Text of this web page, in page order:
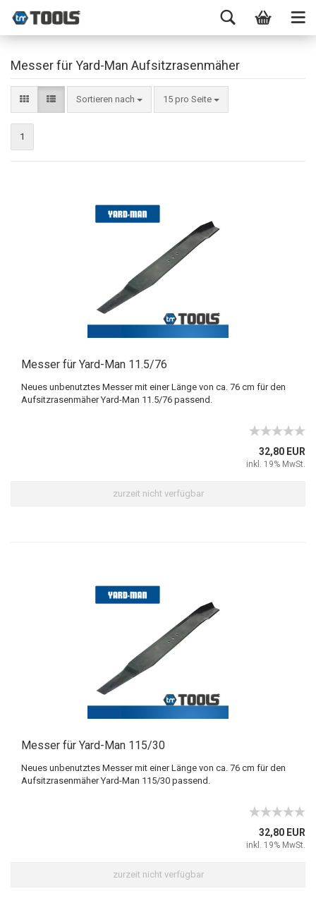
Messer für Yard-Man Aufsitzrasenmäher
Sortieren nach 15 pro Seite
1
Messer für Yard-Man 11.5/76
Neues unbenutztes Messer mit einer Länge von ca. 76 cm für den
Aufsitzrasenmäher Yard-Man 11.5/76 passend.
32,80 EUR
inkl. 19% MwSt.
zurzeit nicht verfügbar
Messer für Yard-Man 115/30
Neues unbenutztes Messer mit einer Länge von ca. 76 cm für den
Aufsitzrasenmäher Yard-Man 115/30 passend.
32,80 EUR
inkl. 19% MwSt.
zurzeit nicht verfügbar